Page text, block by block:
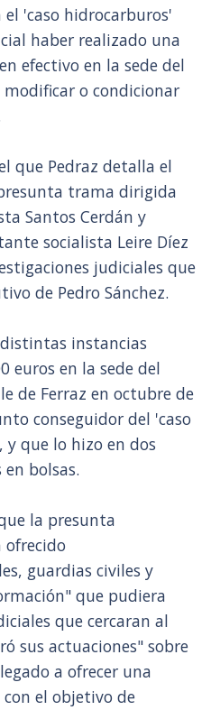
'caso hidrocarburos'
haber realizado una
efectivo en la sede del
modificar o condicionar
que Pedraz detalla el
trama dirigida
Santos Cerdán y
socialista Leire Díez
judiciales que
de Pedro Sánchez.
instancias
euros en la sede del
de Ferraz en octubre de
conseguidor del 'caso
y que lo hizo en dos
bolsas.
la presunta
ofrecido
guardias civiles y
que pudiera
que cercaran al
sus actuaciones" sobre
a ofrecer una
el objetivo de